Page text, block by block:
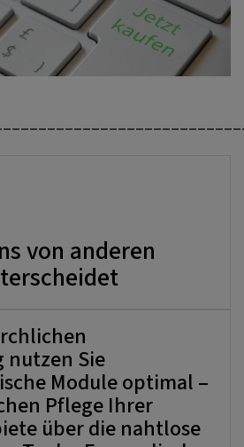
von anderen
nutzen Sie
Module optimal –
Pflege Ihrer
über die nahtlose